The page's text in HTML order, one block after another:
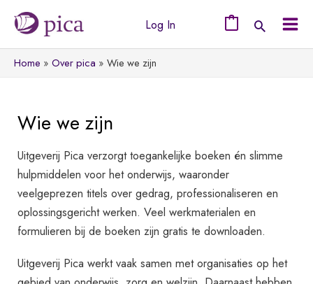
naar
de
inhoud
Log In
Home Over pica Wie we zijn
Wie we zijn
Uitgeverij Pica verzorgt toegankelijke boeken én slimme
hulpmiddelen voor het onderwijs, waaronder
veelgeprezen titels over gedrag, professionaliseren en
oplossingsgericht werken. Veel werkmaterialen en
formulieren bij de boeken zijn gratis te downloaden.
Uitgeverij Pica werkt vaak samen met organisaties op het